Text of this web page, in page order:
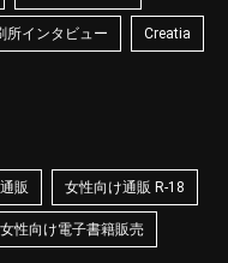
所インタビュー Creatia
販 女性向け通販 R-18
女性向け電子書籍販売